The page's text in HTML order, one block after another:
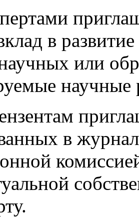
в
или
научные
в